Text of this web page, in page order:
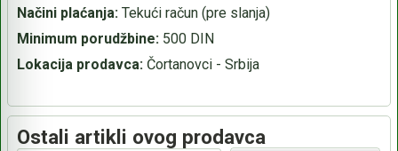
Načini plaćanja: Tekući račun (pre slanja)
Minimum porudžbine: 500 DIN
Lokacija prodavca: Čortanovci - Srbija
Ostali artikli ovog prodavca